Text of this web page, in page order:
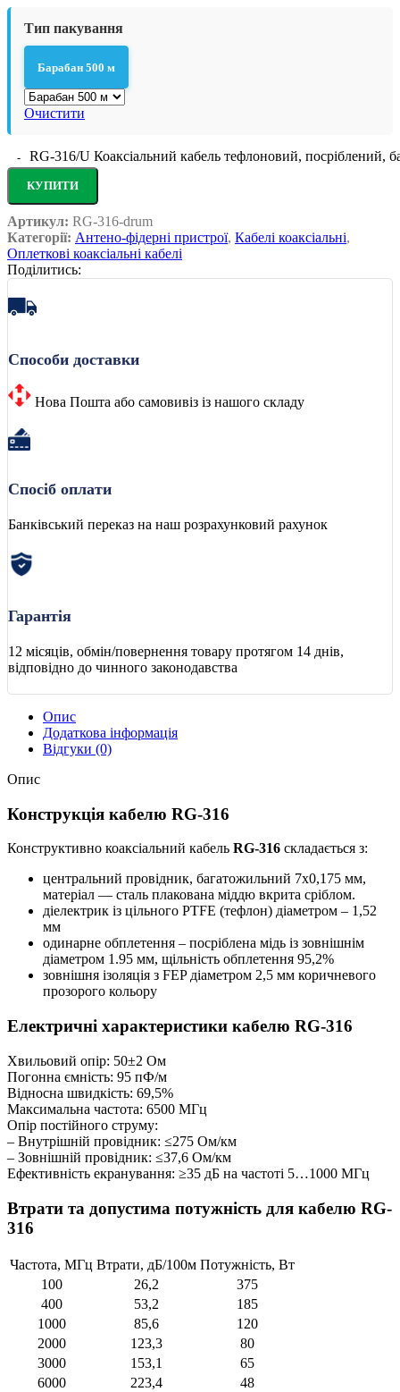
Тип пакування
Барабан 500 м
Очистити
RG-316/U Коаксіальний кабель тефлоновий, посріблений,
КУПИТИ
Артикул: RG-316-drum
Категорії: Антено-фідерні пристрої, Кабелі коаксіальні,
Оплеткові коаксіальні кабелі
Поділитись:
Способи доставки
Нова Пошта або самовивіз із нашого складу
Спосіб оплати
Банківський переказ на наш розрахунковий рахунок
Гарантія
12 місяців, обмін/повернення товару протягом 14 днів,
відповідно до чинного законодавства
Опис
Додаткова інформація
Відгуки (0)
Опис
Конструкція кабелю RG-316
Конструктивно коаксіальний кабель RG-316 складається з:
центральний провідник, багатожильний 7х0,175 мм,
матеріал — сталь плакована міддю вкрита сріблом.
діелектрик із цільного PTFE (тефлон) діаметром – 1,52
мм
одинарне обплетення – посріблена мідь із зовнішнім
діаметром 1.95 мм, щільність обплетення 95,2%
зовнішня ізоляція з FEP діаметром 2,5 мм коричневого
прозорого кольору
Електричні характеристики кабелю RG-316
Хвильовий опір: 50±2 Ом
Погонна ємність: 95 пФ/м
Відносна швидкість: 69,5%
Максимальна частота: 6500 МГц
Опір постійного струму:
– Внутрішній провідник: ≤275 Ом/км
– Зовнішній провідник: ≤37,6 Ом/км
Ефективність екранування: ≥35 дБ на частоті 5…1000 МГц
Втрати та допустима потужність для кабелю RG-
316
Частота, МГц Втрати, дБ/100м Потужність, Вт
100
26,2
375
400
53,2
185
1000
85,6
120
2000
123,3
80
3000
153,1
65
6000
223,4 48